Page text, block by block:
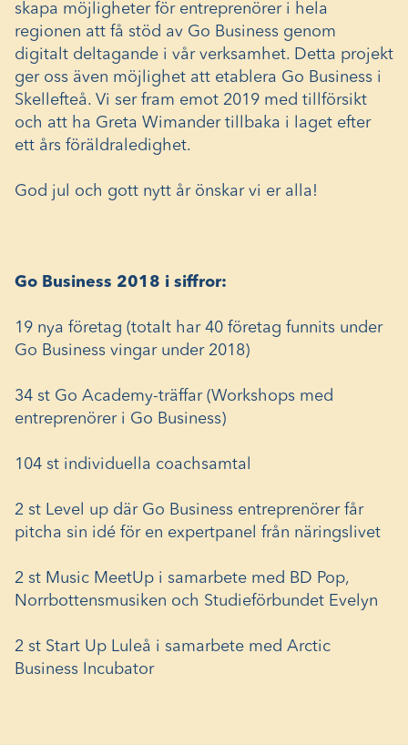
skapa möjligheter för entreprenörer i hela
regionen att få stöd av Go Business genom
digitalt deltagande i vår verksamhet. Detta projekt
ger oss även möjlighet att etablera Go Business i
Skellefteå. Vi ser fram emot 2019 med tillförsikt
och att ha Greta Wimander tillbaka i laget efter
ett års föräldraledighet.
God jul och gott nytt år önskar vi er alla!
Go Business 2018 i siffror:
19 nya företag (totalt har 40 företag funnits under
Go Business vingar under 2018)
34 st Go Academy-träffar (Workshops med
entreprenörer i Go Business)
104 st individuella coachsamtal
2 st Level up där Go Business entreprenörer får
pitcha sin idé för en expertpanel från näringslivet
2 st Music MeetUp i samarbete med BD Pop,
Norrbottensmusiken och Studieförbundet Evelyn
2 st Start Up Luleå i samarbete med Arctic
Business Incubator